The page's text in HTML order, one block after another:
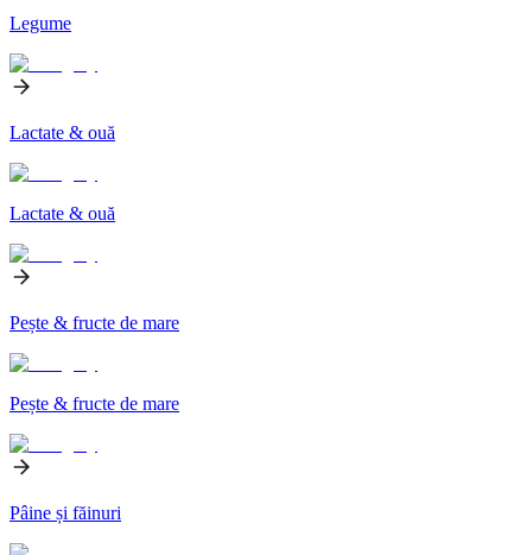
Legume
Lactate & ouă
Lactate & ouă
Pește & fructe de mare
Pește & fructe de mare
Pâine și făinuri